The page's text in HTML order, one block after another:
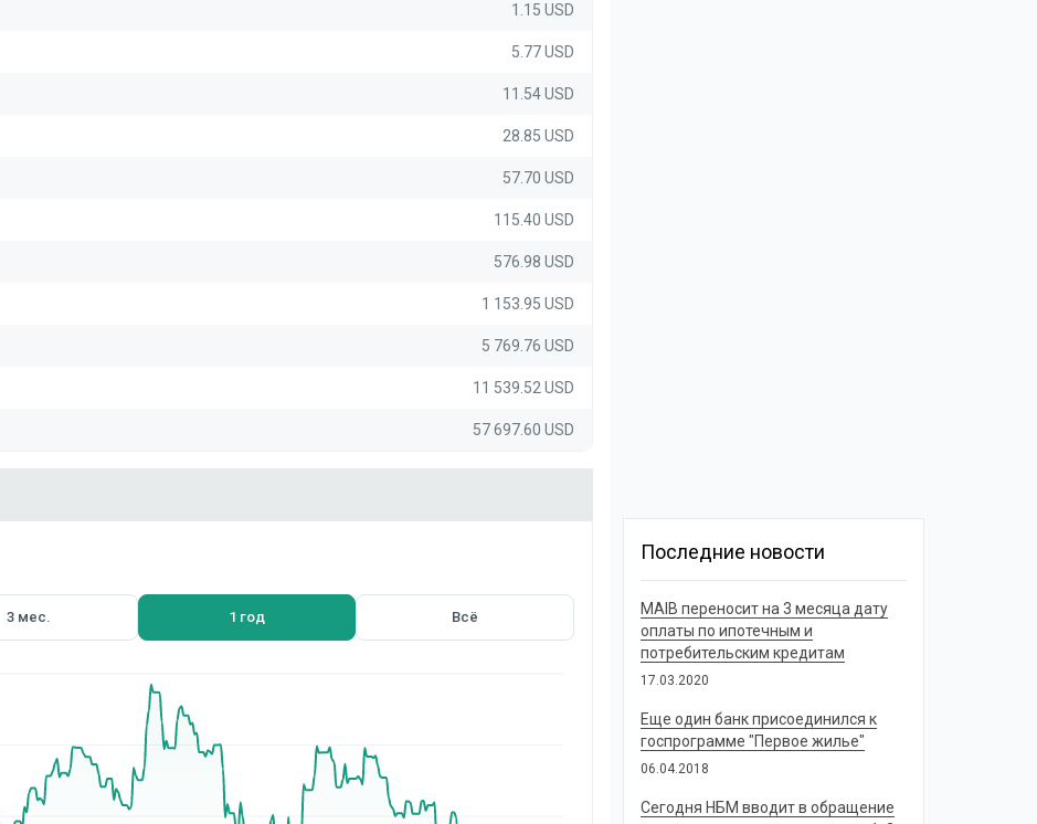
1.15 USD
5.77 USD
11.54 USD
28.85 USD
57.70 USD
115.40 USD
576.98 USD
1 153.95 USD
5 769.76 USD
11 539.52 USD
57 697.60 USD
3 мес. 1 год Всё
Последние новости
MAIB переносит на 3 месяца дату
оплаты по ипотечным и
потребительским кредитам
17.03.2020
Еще один банк присоединился к
госпрограмме "Первое жилье"
06.04.2018
Сегодня НБМ вводит в обращение